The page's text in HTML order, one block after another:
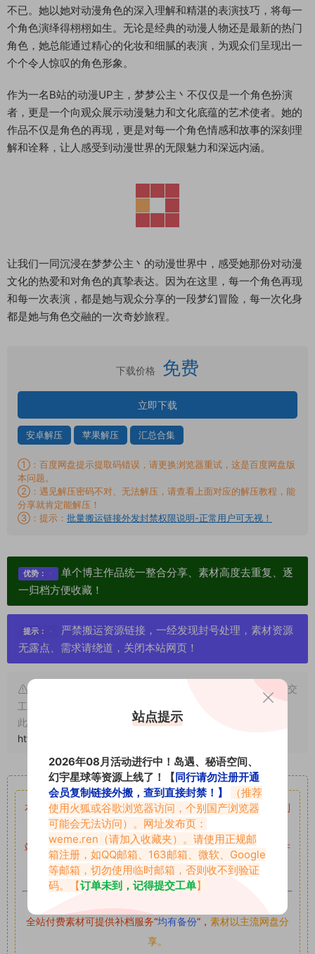
不已。她以她对动漫角色的深入理解和精湛的表演技巧，将每一
个角色演绎得栩栩如生。无论是经典的动漫人物还是最新的热门
角色，她总能通过精心的化妆和细腻的表演，为观众们呈现出一
个个令人惊叹的角色形象。
作为一名B站的动漫UP主，梦梦公主丶不仅仅是一个角色扮演
者，更是一个向观众展示动漫魅力和文化底蕴的艺术使者。她的
作品不仅是角色的再现，更是对每一个角色情感和故事的深刻理
解和诠释，让人感受到动漫世界的无限魅力和深远内涵。
让我们一同沉浸在梦梦公主丶的动漫世界中，感受她那份对动漫
文化的热爱和对角色的真挚表达。因为在这里，每一个角色再现
和每一次表演，都是她与观众分享的一段梦幻冒险，每一次化身
都是她与角色交融的一次奇妙旅程。
下载价格 免费
立即下载
安卓解压 苹果解压 汇总合集
①：百度网盘提示提取码错误，请更换浏览器重试，这是百度网盘版
本问题。
②：遇见解压密码不对、无法解压，请查看上面对应的解压教程，能
分享就肯定能解压！
③：提示： 批量搬运链接外发封禁权限说明-正常用户可无视！
优势：
单个博主作品统一整合分享、素材高度去重复、逐
一归档方便收藏！
提示：
严禁搬运资源链接，一经发现封号处理，素材资源
无露点、需求请绕道，关闭本站网页！
申明：本文资源均来源网友分享，若侵犯了您的权限可以提交
工单处理。
此外本文章皆属于原创文章，转载请注明出处！原文链接：
https://www.vmiba.com/9323.html
重要声明
本站资源均来自网络分享，如有侵犯你的权益请私信留言
收到
留言后，我们会第一时间进行审核后删除。
站内资源为网友个人学习或测试研究使用，未经原版权作者许
可,禁止用于任何商业途径！请在下载24小时内删除！
全站付费素材可提供补档服务“均有备份”， 素材以主流网盘分
享。
站点提示
2026年08月活动进行中！岛遇、秘语空间、
幻宇星球等资源上线了！【 同行请勿注册开通
会员复制链接外搬，查到直接封禁！】
（推荐
使用火狐或谷歌浏览器访问，个别国产浏览器
可能会无法访问）。网址发布页：
weme.ren （请加入收藏夹）。请使用正规邮
箱注册，如QQ邮箱、163邮箱、微软、Google
等邮箱，切勿使用临时邮箱，否则收不到验证
码。【订单未到，记得提交工单】